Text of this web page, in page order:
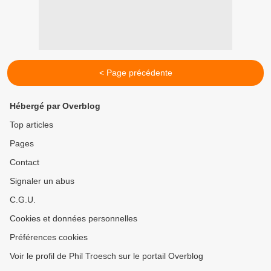
< Page précédente
Hébergé par Overblog
Top articles
Pages
Contact
Signaler un abus
C.G.U.
Cookies et données personnelles
Préférences cookies
Voir le profil de Phil Troesch sur le portail Overblog